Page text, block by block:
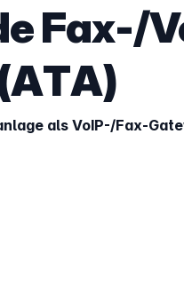
Fax-/
als VoIP-/Fax-